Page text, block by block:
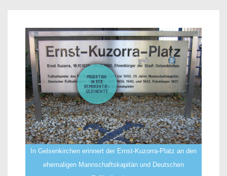
In Gelsenkirchen erinnert der Ernst-Kuzorra-Platz an den
ehemaligen Mannschaftskapitän und Deutschen